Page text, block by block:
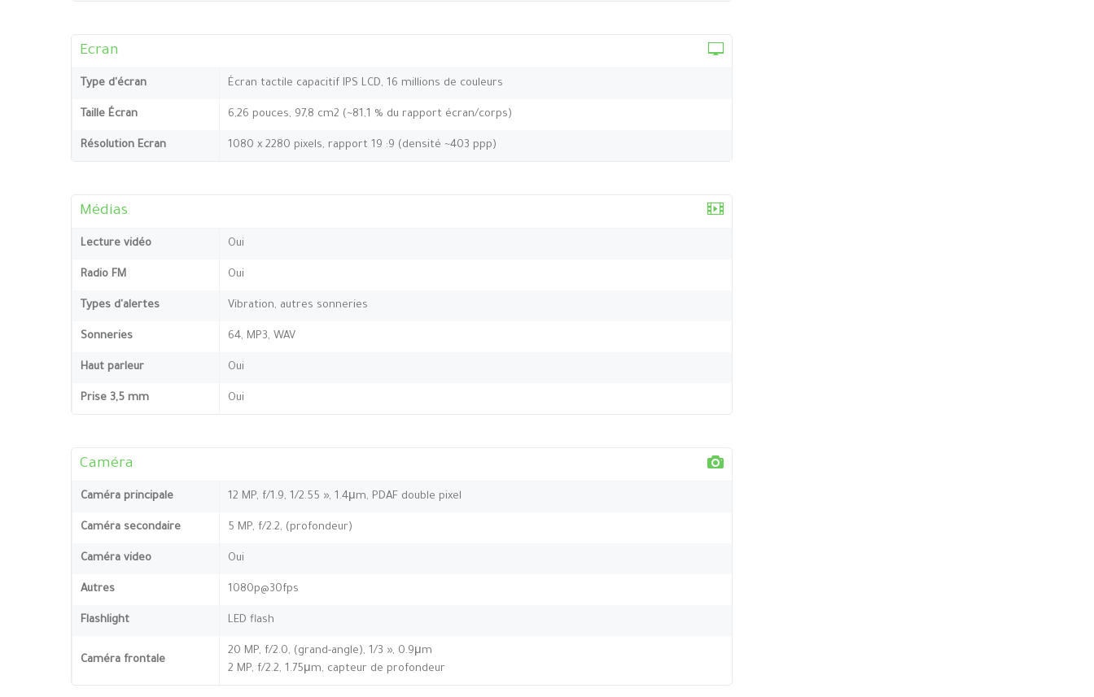
Ecran
Type d'écran Écran tactile capacitif IPS LCD, 16 millions de couleurs
Taille Écran 6,26 pouces, 97,8 cm2 (~81,1 % du rapport écran/corps)
Résolution Ecran 1080 x 2280 pixels, rapport 19 :9 (densité ~403 ppp)
Médias
Lecture vidéo Oui
Radio FM Oui
Types d'alertes Vibration, autres sonneries
Sonneries 64, MP3, WAV
Haut parleur Oui
Prise 3,5 mm Oui
Caméra
Caméra principale 12 MP, f/1.9, 1/2.55 », 1.4μm, PDAF double pixel
Caméra secondaire 5 MP, f/2.2, (profondeur)
Caméra video Oui
Autres 1080p@30fps
Flashlight LED flash
Caméra frontale
20 MP, f/2.0, (grand-angle), 1/3 », 0.9μm
2 MP, f/2.2, 1.75μm, capteur de profondeur